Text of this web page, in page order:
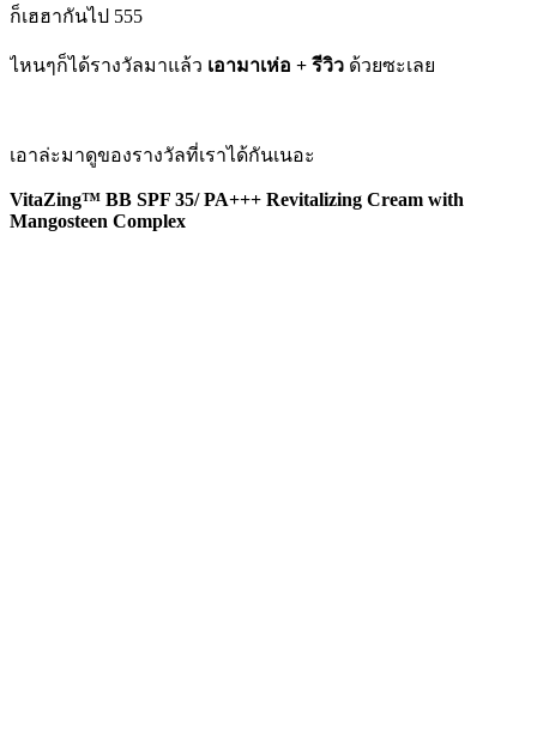
ก็เฮฮากันไป 555
ไหนๆก็ได้รางวัลมาแล้ว เอามาเห่อ + รีวิว ด้วยซะเลย
เอาล่ะมาดูของรางวัลที่เราได้กันเนอะ
VitaZing™ BB SPF 35/ PA+++ Revitalizing Cream with
Mangosteen Complex